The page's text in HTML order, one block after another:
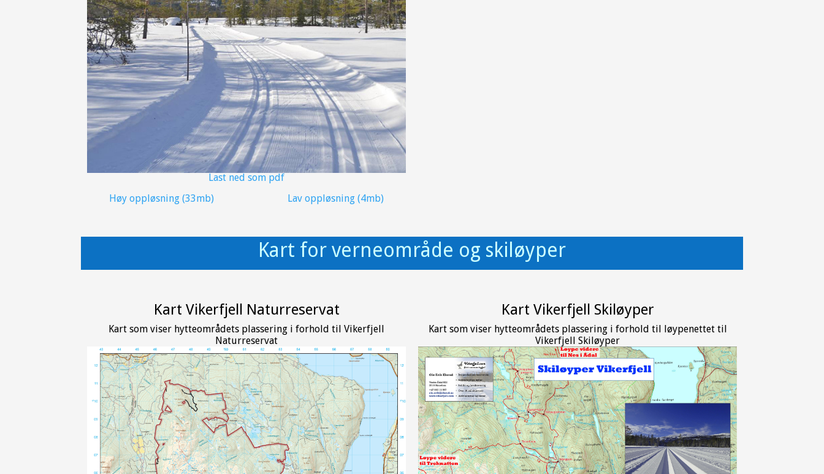
Last ned som pdf
Høy oppløsning (33mb)
Lav oppløsning (4mb)
Kart for verneområde og skiløyper
Kart Vikerfjell Naturreservat
Kart som viser hytteområdets plassering i forhold til Vikerfjell
Naturreservat
Kart Vikerfjell Skiløyper
Kart som viser hytteområdets plassering i forhold til løypenettet til
Vikerfjell Skiløyper